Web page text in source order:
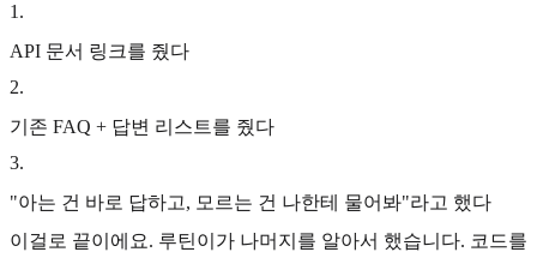
1 .
API 문서 링크를 줬다
2.
기존 FAQ + 답변 리스트를 줬다
3.
"아는 건 바로 답하고, 모르는 건 나한테 물어봐"라고 했다
이걸로 끝이에요. 루틴이가 나머지를 알아서 했습니다. 코드를